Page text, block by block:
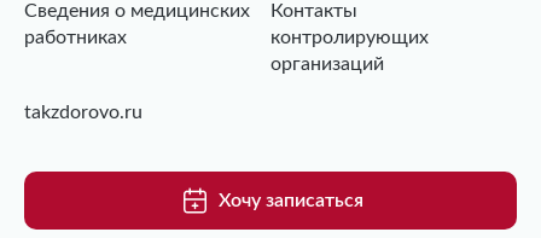
Сведения о медицинских
работниках
Контакты
контролирующих
организаций
takzdorovo.ru
Хочу записаться